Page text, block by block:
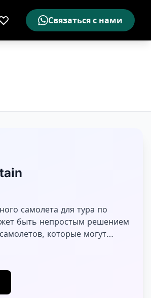
Мой список желаемого
Связаться с нами
самолета для тура по
быть непростым решением
которые могут